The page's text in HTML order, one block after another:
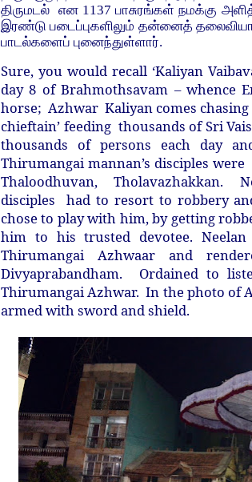
திருமடல் என 1137 பாசுரங்கள் நமக்கு
இரண்டு படைப்புகளிலும் தன்னைத்
பாடல்களைப் புனைந்துள்ளார்.
Sure, you would recall ‘Kaliyan
day 8 of Brahmothsavam – whence
horse; Azhwar Kaliyan comes chasing
chieftain’ feeding thousands of Sri
thousands of persons each day
Thirumangai mannan’s disciples
Thaloodhuvan, Tholavazhakkan.
disciples had to resort to robbery
chose to play with him, by getting
him to his trusted devotee.
Thirumangai Azhwaar and
Divyaprabandham. Ordained to
Thirumangai Azhwar. In the photo of
armed with sword and shield.